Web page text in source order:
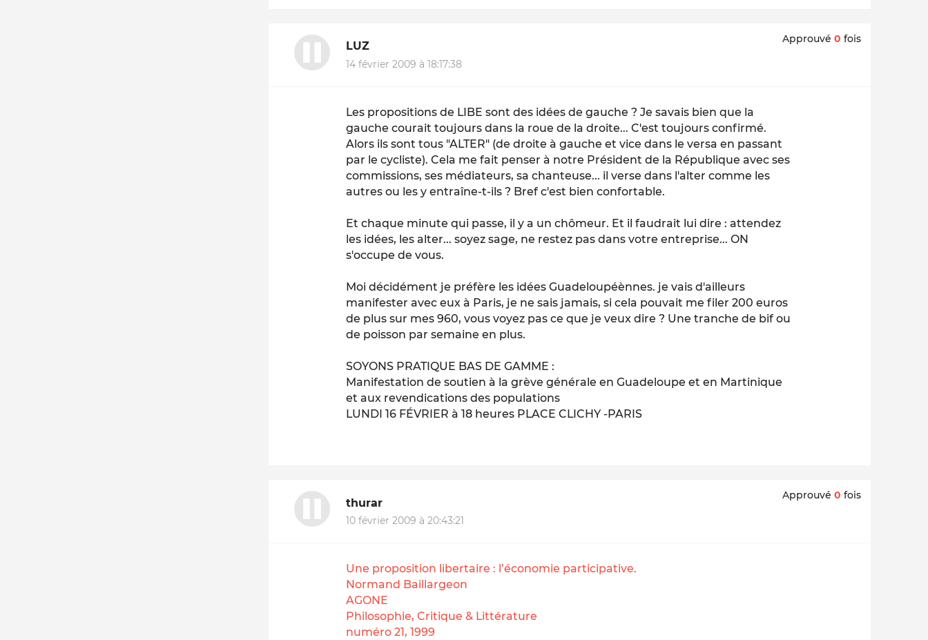
LUZ
14 février 2009 à 18:17:38
Approuvé 0 fois
Les propositions de LIBE sont des idées de gauche ? Je savais bien que la
gauche courait toujours dans la roue de la droite... C'est toujours confirmé.
Alors ils sont tous "ALTER" (de droite à gauche et vice dans le versa en passant
par le cycliste). Cela me fait penser à notre Président de la République avec ses
commissions, ses médiateurs, sa chanteuse... il verse dans l'alter comme les
autres ou les y entraîne-t-ils ? Bref c'est bien confortable.
Et chaque minute qui passe, il y a un chômeur. Et il faudrait lui dire : attendez
les idées, les alter... soyez sage, ne restez pas dans votre entreprise... ON
s'occupe de vous.
Moi décidément je préfère les idées Guadeloupéènnes. je vais d'ailleurs
manifester avec eux à Paris, je ne sais jamais, si cela pouvait me filer 200 euros
de plus sur mes 960, vous voyez pas ce que je veux dire ? Une tranche de bif ou
de poisson par semaine en plus.
SOYONS PRATIQUE BAS DE GAMME :
Manifestation de soutien à la grève générale en Guadeloupe et en Martinique
et aux revendications des populations
LUNDI 16 FÉVRIER à 18 heures PLACE CLICHY -PARIS
thurar
10 février 2009 à 20:43:21
Approuvé 0 fois
Une proposition libertaire : l’économie participative.
Normand Baillargeon
AGONE
Philosophie, Critique & Littérature
numéro 21, 1999